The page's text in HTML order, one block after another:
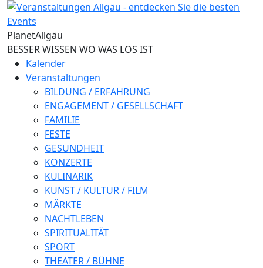
Direkt zum Inhalt
PlanetAllgäu
BESSER WISSEN WO WAS LOS IST
Kalender
Veranstaltungen
BILDUNG / ERFAHRUNG
ENGAGEMENT / GESELLSCHAFT
FAMILIE
FESTE
GESUNDHEIT
KONZERTE
KULINARIK
KUNST / KULTUR / FILM
MÄRKTE
NACHTLEBEN
SPIRITUALITÄT
SPORT
THEATER / BÜHNE